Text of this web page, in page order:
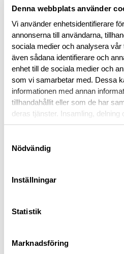
Denna webbplats använder
Vi använder enhetsidentifierare
annonserna till användarna,
sociala medier och analysera
även sådana identifierare och
enhet till de sociala medier och
som vi samarbetar med. Dessa
informationen med annan
tillhandahållit eller som de har
deras tjänster. Insamling, delning
personuppgifter kan användas
Nödvändig
Inställningar
Statistik
Marknadsföring
RECENSIONER
OM VARUMÄRKET
TILLBEHÖR FÄLT
WGTE Black